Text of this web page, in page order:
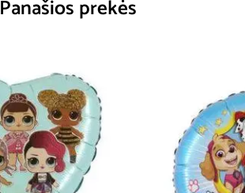
Panašios prekės